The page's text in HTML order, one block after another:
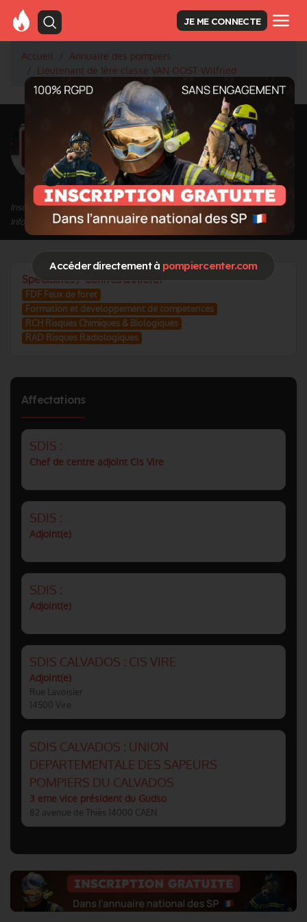
Accéder directement à pompiercenter.com
JE ME CONNECTE
Accueil
Annuaire des pompiers
Lieutenant de 1ère classe VAN OOST Wilfried
<Retour à la liste des pompiers
VAN OOST
Wilfried
Grade : Lieutenant de 1ère classe
Inscrit depuis le 04/01/2023 à 16:53
Informations mises à jour le 20/05/2024 à 17:51
Spécialités / Centres d'intérêt
FDF Feux de foret
Formation et developpement de competences
RCH Risques Chimiques & Biologiques
RAD Risques Radiologiques
Affectations
SDIS :
Chef de centre adjoint Cis Vire
SDIS :
Adjoint(e)
SDIS :
Adjoint(e)
SDIS CALVADOS : CIS VIRE
Adjoint(e)
Rue Lavoisier
14500 Vire
SDIS CALVADOS : UNION
DEPARTEMENTALE DES SAPEURS
POMPIERS DU CALVADOS
3 eme vice président du Gudso
82 avenue de Thiès 14000 CAEN